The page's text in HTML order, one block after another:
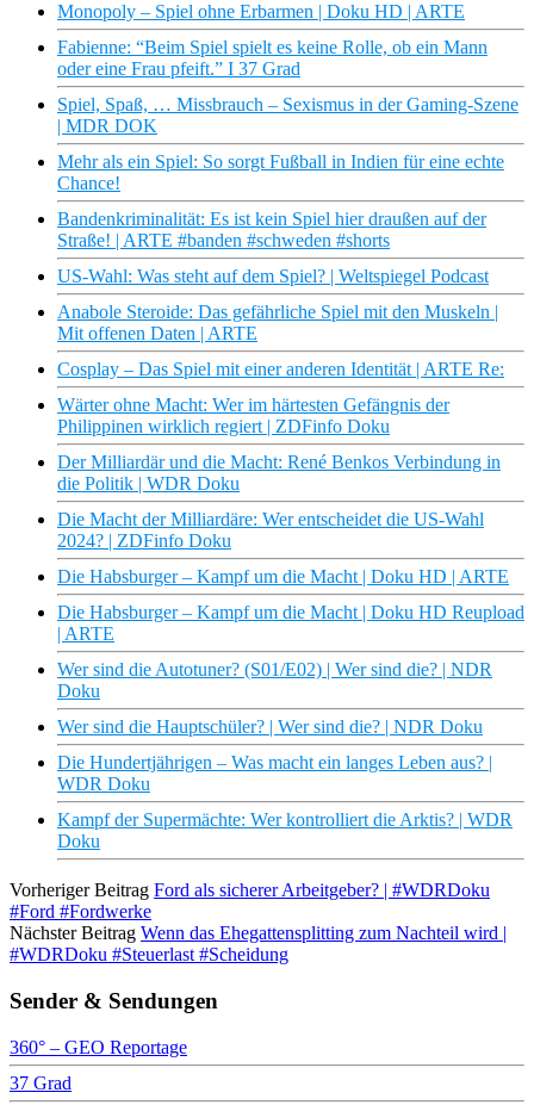
Monopoly – Spiel ohne Erbarmen | Doku HD | ARTE
Fabienne: “Beim Spiel spielt es keine Rolle, ob ein Mann
oder eine Frau pfeift.” I 37 Grad
Spiel, Spaß, … Missbrauch – Sexismus in der Gaming-Szene
| MDR DOK
Mehr als ein Spiel: So sorgt Fußball in Indien für eine echte
Chance!
Bandenkriminalität: Es ist kein Spiel hier draußen auf der
Straße! | ARTE #banden #schweden #shorts
US-Wahl: Was steht auf dem Spiel? | Weltspiegel Podcast
Anabole Steroide: Das gefährliche Spiel mit den Muskeln |
Mit offenen Daten | ARTE
Cosplay – Das Spiel mit einer anderen Identität | ARTE Re:
Wärter ohne Macht: Wer im härtesten Gefängnis der
Philippinen wirklich regiert | ZDFinfo Doku
Der Milliardär und die Macht: René Benkos Verbindung in
die Politik | WDR Doku
Die Macht der Milliardäre: Wer entscheidet die US-Wahl
2024? | ZDFinfo Doku
Die Habsburger – Kampf um die Macht | Doku HD | ARTE
Die Habsburger – Kampf um die Macht | Doku HD Reupload
| ARTE
Wer sind die Autotuner? (S01/E02) | Wer sind die? | NDR
Doku
Wer sind die Hauptschüler? | Wer sind die? | NDR Doku
Die Hundertjährigen – Was macht ein langes Leben aus? |
WDR Doku
Kampf der Supermächte: Wer kontrolliert die Arktis? | WDR
Doku
Vorheriger Beitrag Ford als sicherer Arbeitgeber? | #WDRDoku
#Ford #Fordwerke
Nächster Beitrag Wenn das Ehegattensplitting zum Nachteil wird |
#WDRDoku #Steuerlast #Scheidung
Sender & Sendungen
360° – GEO Reportage
37 Grad